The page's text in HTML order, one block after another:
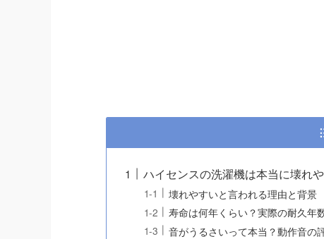
ハイセンスの洗濯機は本当に壊れ
壊れやすいと言われる理由と背景
寿命は何年くらい？実際の耐久年
音がうるさいって本当？動作音の